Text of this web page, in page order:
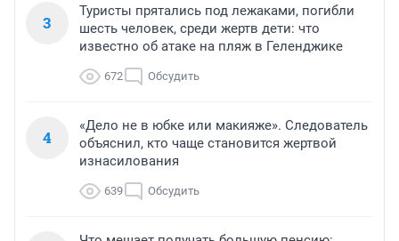
3
Туристы прятались под лежаками, погибли
шесть человек, среди жертв дети: что
известно об атаке на пляж в Геленджике
672 Обсудить
4
«Дело не в юбке или макияже». Следователь
объяснил, кто чаще становится жертвой
изнасилования
639 Обсудить